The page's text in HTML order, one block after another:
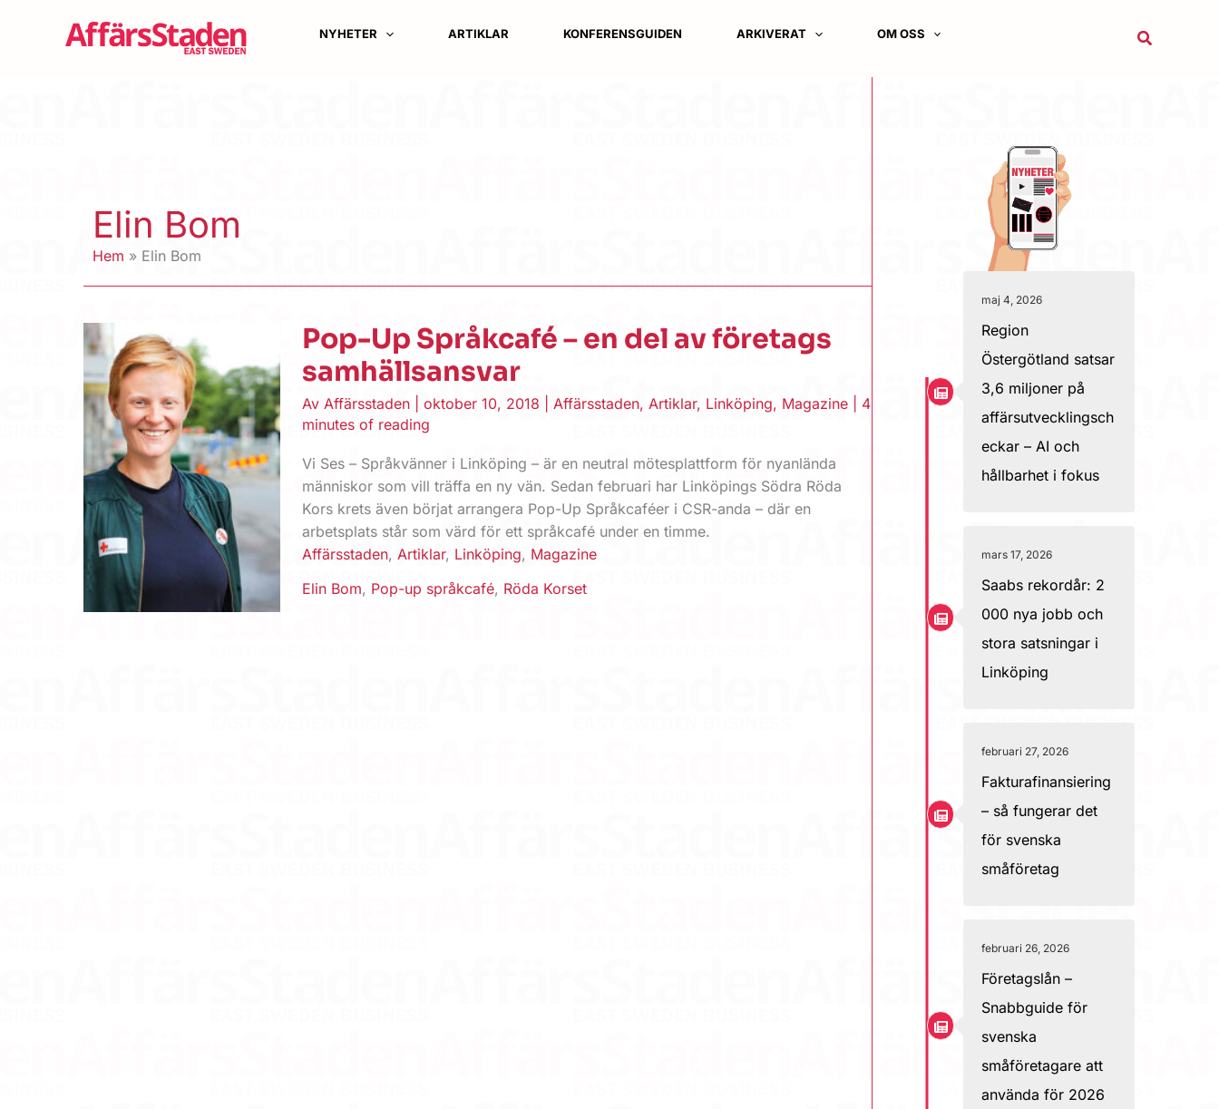
NYHETER ARTIKLAR KONFERENSGUIDEN ARKIVERAT OM OSS Sök
Elin Bom
Hem Elin Bom
Pop-Up Språkcafé – en del av företags
samhällsansvar
AvAffärsstaden |oktober 10, 2018 |Affärsstaden,Artiklar, Linköping, Magazine
4
minutes of reading
Vi Ses – Språkvänner i Linköping – är en neutral mötesplattform för nyanlända
människor som vill träffa en ny vän. Sedan februari har Linköpings Södra Röda
Kors krets även börjat arrangera Pop-Up Språkcaféer i CSR-anda – där en
arbetsplats står som värd för ett språkcafé under en timme.
Affärsstaden,Artiklar, Linköping, Magazine
Elin Bom, Pop-up språkcafé, Röda Korset
maj 4, 2026
Region
Östergötland satsar
3,6 miljoner på
affärsutvecklingsch
eckar – AI och
hållbarhet i fokus
mars 17, 2026
Saabs rekordår: 2
000 nya jobb och
stora satsningar i
Linköping
februari 27, 2026
Fakturafinansiering
– så fungerar det
för svenska
småföretag
februari 26, 2026
Företagslån –
Snabbguide för
svenska
småföretagare att
använda för 2026